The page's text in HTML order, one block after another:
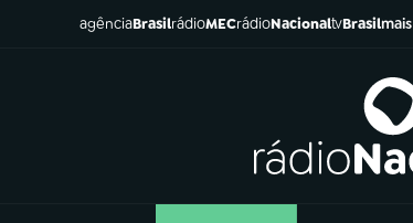
agênciaBrasilrádioMECrádioNacionaltvBrasilmais